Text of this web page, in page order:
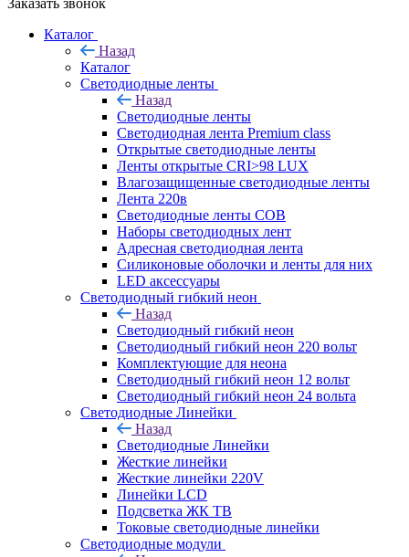
Заказать звонок
Каталог
Назад
Каталог
Светодиодные ленты
Назад
Светодиодные ленты
Светодиодная лента Premium class
Открытые светодиодные ленты
Ленты открытые CRI>98 LUX
Влагозащищенные светодиодные ленты
Лента 220в
Светодиодные ленты COB
Наборы светодиодных лент
Адресная светодиодная лента
Силиконовые оболочки и ленты для них
LED аксессуары
Светодиодный гибкий неон
Назад
Светодиодный гибкий неон
Светодиодный гибкий неон 220 вольт
Комплектующие для неона
Светодиодный гибкий неон 12 вольт
Светодиодный гибкий неон 24 вольта
Светодиодные Линейки
Назад
Светодиодные Линейки
Жесткие линейки
Жесткие линейки 220V
Линейки LCD
Подсветка ЖК ТВ
Токовые светодиодные линейки
Светодиодные модули